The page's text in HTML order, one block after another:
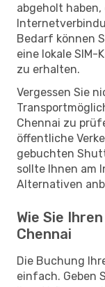
abgeholt
Bedarf können
eine lokale
zu erhalten.
Vergessen Sie
Chennai zu
öffentliche
gebuchten
sollte Ihnen am
Alternativen
Wie Sie
Chennai
Die Buchung
einfach. Geben